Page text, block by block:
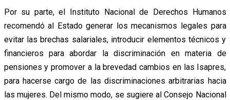
Por su parte, el Instituto Nacional de Derechos Humanos
recomendó al Estado generar los mecanismos legales para
evitar las brechas salariales, introducir elementos técnicos y
financieros para abordar la discriminación en materia de
pensiones y promover a la brevedad cambios en las Isapres,
para hacerse cargo de las discriminaciones arbitrarias hacia
las mujeres. Del mismo modo, se sugiere al Consejo Nacional